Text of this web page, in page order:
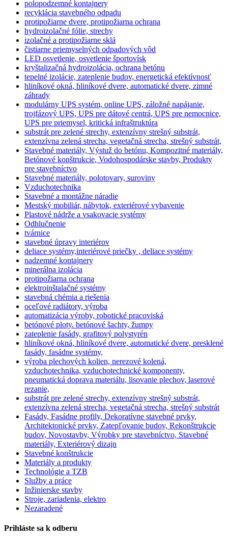
polopodzemné kontajnery
recyklácia stavebného odpadu
protipožiarne dvere, protipožiarna ochrana
hydroizolačné fólie, strechy
izolačné a protipožiarne sklá
čistiarne priemyselných odpadových vôd
LED osvetlenie, osvetlenie športovísk
kryštalizačná hydroizolácia, ochrana betónu
tepelné izolácie, zateplenie budov, energetická efektívnosť
hliníkové okná, hliníkové dvere, automatické dvere, zimné
záhrady
modulárny UPS systém, online UPS, záložné napájanie,
trojfázový UPS, UPS pre dátové centrá, UPS pre nemocnice,
UPS pre priemysel, kritická infraštruktúra
substrát pre zelené strechy, extenzívny strešný substrát,
extenzívna zelená strecha, vegetačná strecha, strešný substrát,
Stavebné materiály, Výstuž do betónu, Kompozitné materiály,
Betónové konštrukcie, Vodohospodárske stavby, Produkty
pre stavebníctvo
Stavebné materiály, polotovary, suroviny
Vzduchotechnika
Stavebné a montážne náradie
Mestský mobiliár, nábytok, exteriérové vybavenie
Plastové nádrže a vsakovacie systémy
Odhlučnenie
tvárnice
stavebné úpravy interiérov
deliace systémy,interiérové priečky , deliace systémy
nadzemné kontajnery
minerálna izolácia
protipožiarna ochrana
elektroinštalačné systémy
stavebná chémia a riešenia
oceľové radiátory, výroba
automatizácia výroby, robotické pracoviská
betónové ploty. betónové šachty, žumpy
zateplenie fasády, grafitový polystyrén
hliníkové okná, hliníkové dvere, automatické dvere, presklené
fasády, fasádne systémy,
výroba plechových kolien, nerezové kolená,
vzduchotechnika, vzduchotechnické komponenty,
pneumatická doprava materiálu, lisovanie plechov, laserové
rezanie,
substrát pre zelené strechy, extenzívny strešný substrát,
extenzívna zelená strecha, vegetačná strecha, strešný substrát
Fasády, Fasádne profily, Dekoratívne stavebné prvky,
Architektonické prvky, Zatepľovanie budov, Rekonštrukcie
budov, Novostavby, Výrobky pre stavebníctvo, Stavebné
materiály, Exteriérový dizajn
Stavebné konštrukcie
Materiály a produkty
Technológie a TZB
Služby a práce
Inžinierske stavby
Stroje, zariadenia, elektro
Nezaradené
Prihláste sa k odberu